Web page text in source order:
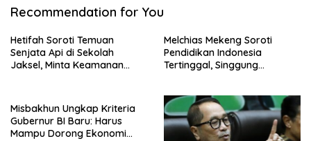
Recommendation for You
Hetifah Soroti Temuan
Senjata Api di Sekolah
Jaksel, Minta Keamanan
Melchias Mekeng Soroti
Pendidikan Indonesia
Tertinggal, Singgung
Misbakhun Ungkap Kriteria
Gubernur BI Baru: Harus
Mampu Dorong Ekonomi